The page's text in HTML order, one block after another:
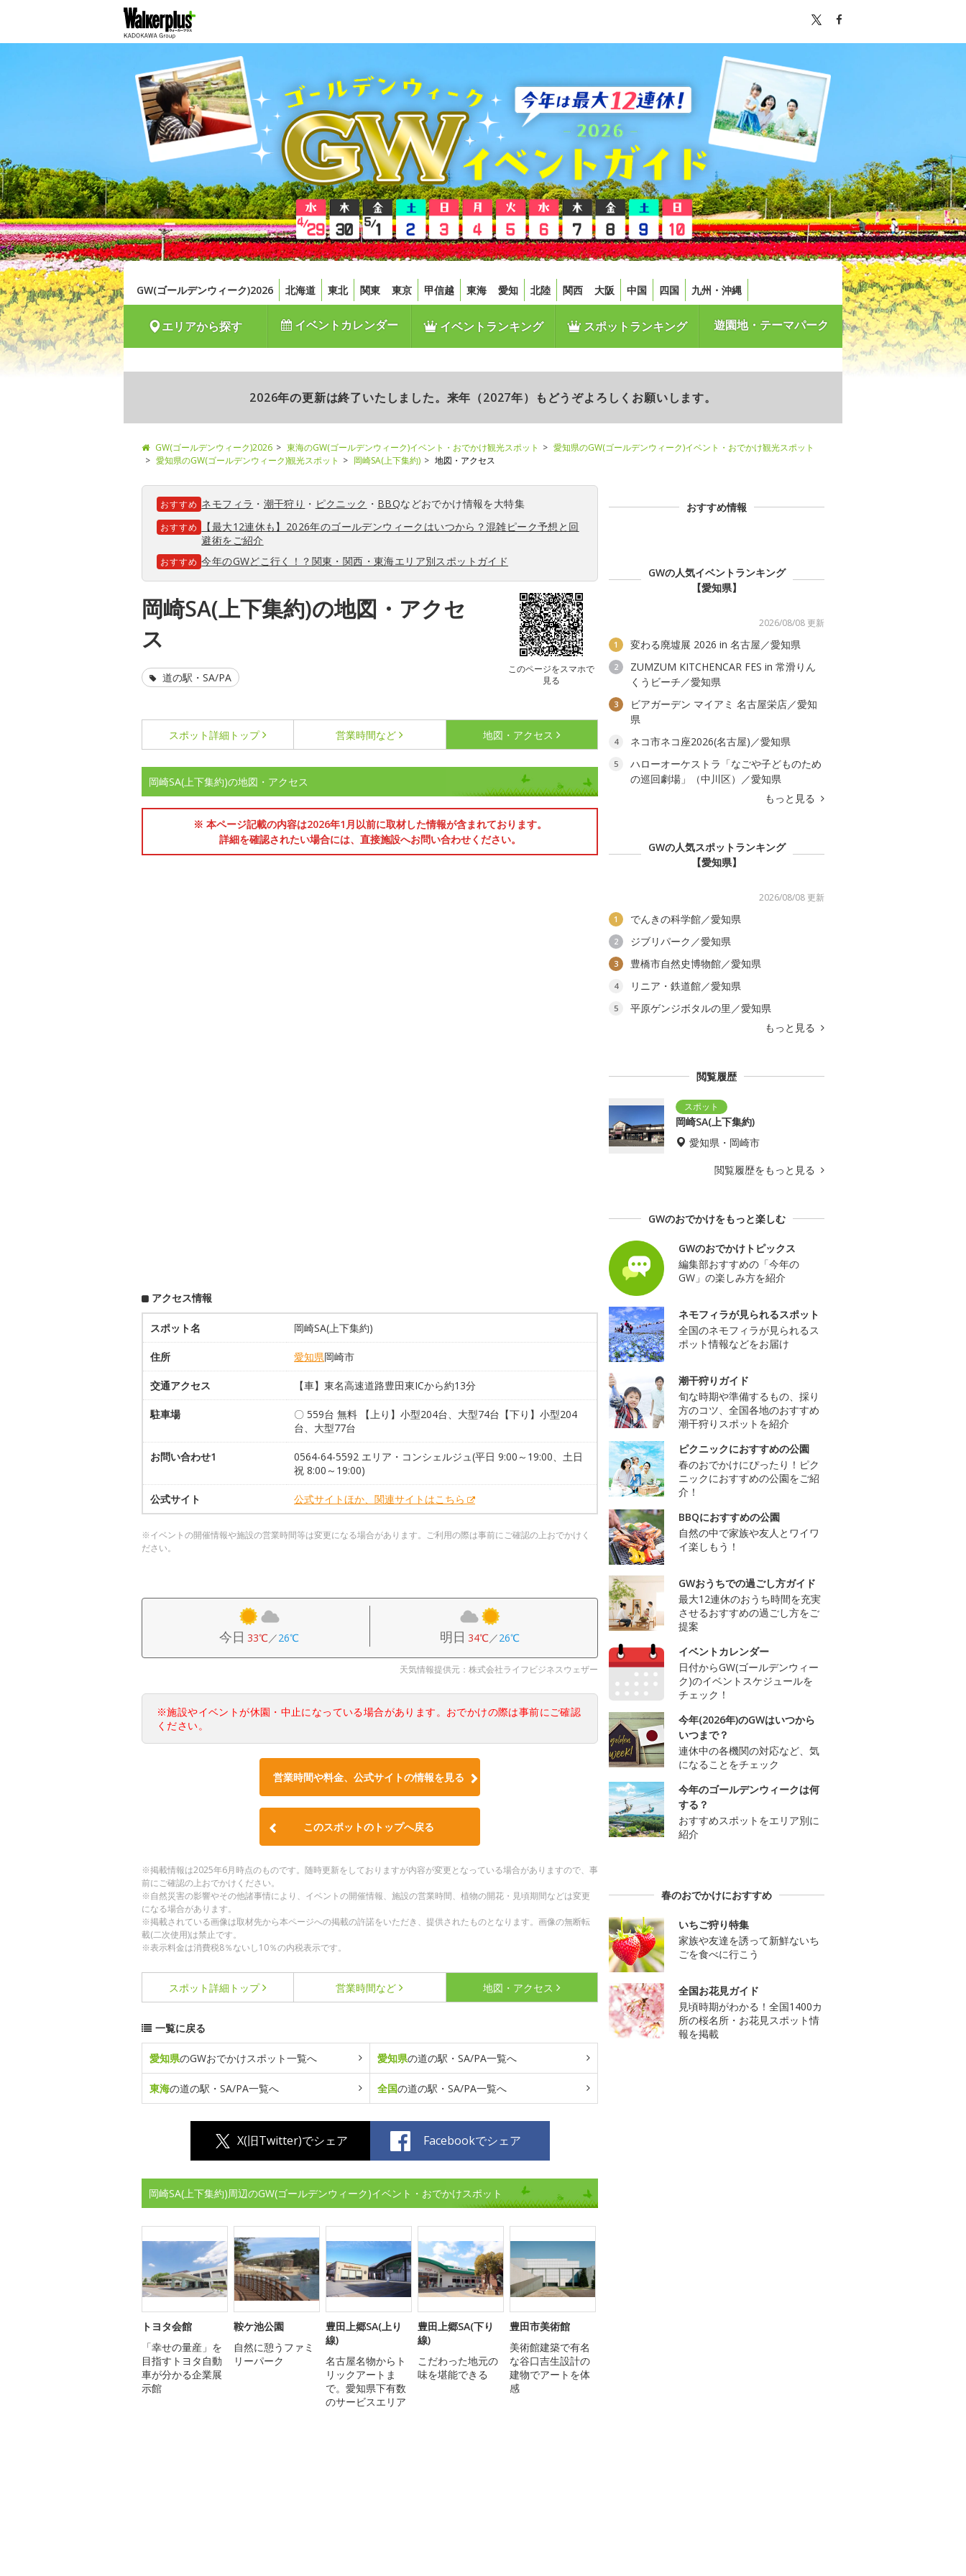
GW(ゴールデンウィーク)2026 北海道 東北 関東 東京 甲信越 東海 愛知 北陸 関西 大阪 中国 四国 九州・沖縄
エリアから探す イベントカレンダー イベントランキング スポットランキング 遊園地・テーマパーク
2026年の更新は終了いたしました。来年（2027年）もどうぞよろしくお願いします。
GW(ゴールデンウィーク)2026 東海のGW(ゴールデンウィーク)イベント・おでかけ観光スポット
愛知県のGW(ゴールデンウィーク)イベント・おでかけ観光スポット
愛知県のGW(ゴールデンウィーク)観光スポット
岡崎SA(上下集約) 地図・アクセス
おすすめ ネモフィラ ・ 潮干狩り ・ ピクニック ・ BBQなどおでかけ情報を大特集
おすすめ
【最大12連休も】2026年のゴールデンウィークはいつから？混雑ピーク予想と回
避術をご紹介
おすすめ 今年のGWどこ行く！？関東・関西・東海エリア別スポットガイド
岡崎SA(上下集約)の地図・アクセ
ス
このページをスマホで
見る
道の駅・SA/PA
スポット詳細 トップ 営業時間など 地図・アクセス
岡崎SA(上下集約)の地図・アクセス
※ 本ページ記載の内容は2026年1月以前に取材した情報が含まれております。
詳細を確認されたい場合には、直接施設へお問い合わせください。
アクセス情報
スポット名 岡崎SA(上下集約)
住所 愛知県岡崎市
交通アクセス 【車】東名高速道路豊田東ICから約13分
駐車場
〇 559台 無料 【上り】小型204台、大型74台【下り】小型204
台、大型77台
お問い合わせ1
0564-64-5592 エリア・コンシェルジュ(平日 9:00～19:00、土日
祝 8:00～19:00)
公式サイト 公式サイトほか、関連サイトはこちら
※イベントの開催情報や施設の営業時間等は変更になる場合があります。ご利用の際は事前にご確認の上おでかけく
ださい。
今日 33℃／26℃ 明日 34℃／26℃
天気情報提供元：株式会社ライフビジネスウェザー
※施設やイベントが休園・中止になっている場合があります。おでかけの際は事前にご確認
ください。
営業時間や料金、公式サイトの情報を見る
このスポットのトップへ戻る
※掲載情報は2025年6月時点のものです。随時更新をしておりますが内容が変更となっている場合がありますので、事
前にご確認の上おでかけください。
※自然災害の影響やその他諸事情により、イベントの開催情報、施設の営業時間、植物の開花・見頃期間などは変更
になる場合があります。
※掲載されている画像は取材先から本ページへの掲載の許諾をいただき、提供されたものとなります。画像の無断転
載(二次使用)は禁止です。
※表示料金は消費税8％ないし10％の内税表示です。
スポット詳細 トップ 営業時間など 地図・アクセス
一覧に戻る
愛知県のGWおでかけスポット一覧へ 愛知県の道の駅・SA/PA一覧へ
東海の道の駅・SA/PA一覧へ 全国の道の駅・SA/PA一覧へ
X(旧Twitter)でシェア Facebookでシェア
岡崎SA(上下集約)周辺のGW(ゴールデンウィーク)イベント・おでかけスポット
トヨタ会館
「幸せの量産」を
目指すトヨタ自動
車が分かる企業展
示館
鞍ケ池公園
自然に憩うファミ
リーパーク
豊田上郷SA(上り
線)
名古屋名物からト
リックアートま
で。愛知県下有数
のサービスエリア
豊田上郷SA(下り
線)
こだわった地元の
味を堪能できる
豊田市美術館
美術館建築で有名
な谷口吉生設計の
建物でアートを体
感
おすすめ情報
GWの人気イベントランキング
【愛知県】
2026/08/08 更新
1 変わる廃墟展 2026 in 名古屋／愛知県
2
ZUMZUM KITCHENCAR FES in 常滑りん
くうビーチ／愛知県
3
ビアガーデン マイアミ 名古屋栄店／愛知
県
4 ネコ市ネコ座2026(名古屋)／愛知県
5
ハローオーケストラ「なごや子どものため
の巡回劇場」（中川区）／愛知県
もっと見る
GWの人気スポットランキング
【愛知県】
2026/08/08 更新
1 でんきの科学館／愛知県
2 ジブリパーク／愛知県
3 豊橋市自然史博物館／愛知県
4 リニア・鉄道館／愛知県
5
平原ゲンジボタルの里／愛知県
もっと見る
閲覧履歴
岡崎SA(上下集約)
愛知県・岡崎市
閲覧履歴をもっと見る
GWのおでかけをもっと楽しむ
GWのおでかけトピックス
編集部おすすめの「今年の
GW」の楽しみ方を紹介
ネモフィラが見られるスポット
全国のネモフィラが見られるス
ポット情報などをお届け
潮干狩りガイド
旬な時期や準備するもの、採り
方のコツ、全国各地のおすすめ
潮干狩りスポットを紹介
ピクニックにおすすめの公園
春のおでかけにぴったり！ピク
ニックにおすすめの公園をご紹
介！
BBQにおすすめの公園
自然の中で家族や友人とワイワ
イ楽しもう！
GWおうちでの過ごし方ガイド
最大12連休のおうち時間を充実
させるおすすめの過ごし方をご
提案
イベントカレンダー
日付からGW(ゴールデンウィー
ク)のイベントスケジュールを
チェック！
今年(2026年)のGWはいつから
いつまで？
連休中の各機関の対応など、気
になることをチェック
今年のゴールデンウィークは何
する？
おすすめスポットをエリア別に
紹介
春のおでかけにおすすめ
いちご狩り特集
家族や友達を誘って新鮮ないち
ごを食べに行こう
全国お花見ガイド
見頃時期がわかる！全国1400カ
所の桜名所・お花見スポット情
報を掲載